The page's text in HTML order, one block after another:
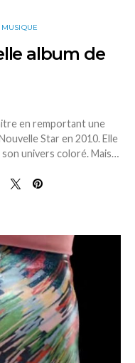
MUSIQUE
album de
en remportant une
Star en 2010. Elle
univers coloré. Mais…